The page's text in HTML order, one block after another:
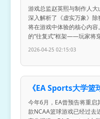
游戏总监赵英熙与制作人
深入解析了《虚实万象》
将在游戏中体验的核心内容
的“往复式”框架——玩家将
2026-04-25 02:15:03
《EA Sports大学
今年6月，EA曾预告将重
款NCAA篮球游戏已经过去